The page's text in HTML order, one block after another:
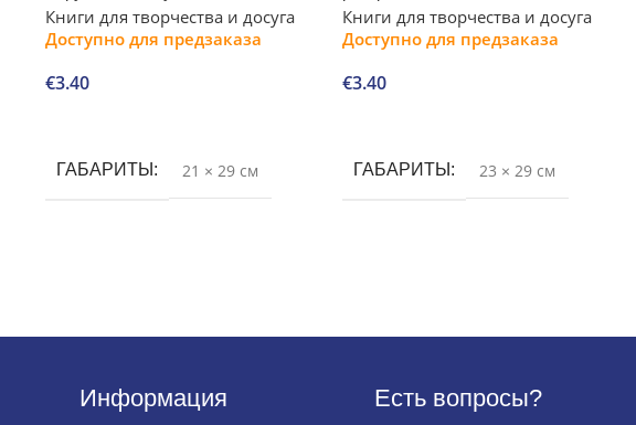
Книги для творчества и досуга
Доступно для предзаказа
€3.40
ГАБАРИТЫ 21 × 29 см
Книги для творчества и досуга
Доступно для предзаказа
€3.40
ГАБАРИТЫ 23 × 29 см
Информация Есть вопросы?